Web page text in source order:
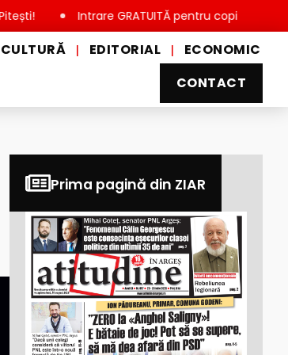
Intrare GRATUITĂ pentru copii, elevi și
CULTURĂ | EDITORIAL |
ECONOMIC
CONTACT
Prima pagină din ZIAR